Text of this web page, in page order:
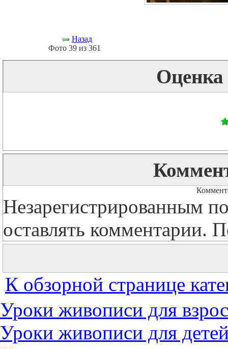
Назад
Фото 39 из 361
Незарегистрированным
оставлять комментарии.
К обзорной странице
Уроки живописи для
Уроки живописи для